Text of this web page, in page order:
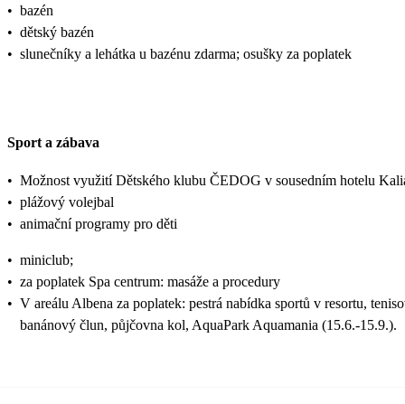
• bazén
• dětský bazén
• slunečníky a lehátka u bazénu zdarma; osušky za poplatek
Sport a zábava
• Možnost využití Dětského klubu ČEDOG v sousedním hotelu
• plážový volejbal
• animační programy pro děti
• miniclub;
• za poplatek Spa centrum: masáže a procedury
• V areálu Albena za poplatek: pestrá nabídka sportů v resortu,
banánový člun, půjčovna kol, AquaPark Aquamania (15.6.-15.9.).